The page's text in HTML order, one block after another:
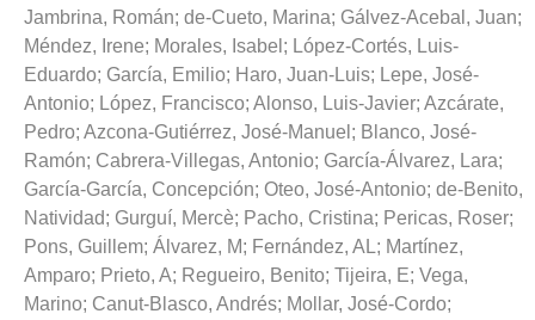
Jambrina, Román; de-Cueto, Marina; Gálvez-Acebal, Juan;
Méndez, Irene; Morales, Isabel ; López-Cortés, Luis-
Eduardo; García, Emilio; Haro, Juan-Luis; Lepe, José-
Antonio; López, Francisco; Alonso, Luis-Javier; Azcárate,
Pedro; Azcona-Gutiérrez, José-Manuel ; Blanco, José-
Ramón; Cabrera-Villegas, Antonio; García-Álvarez, Lara;
García-García, Concepción; Oteo, José-Antonio; de-Benito,
Natividad; Gurguí, Mercè; Pacho, Cristina; Pericas, Roser;
Pons, Guillem; Álvarez, M; Fernández, AL; Martínez,
Amparo; Prieto, A; Regueiro, Benito; Tijeira, E; Vega,
Marino; Canut-Blasco, Andrés; Mollar, José-Cordo;